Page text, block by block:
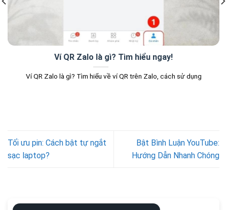
Ví QR Zalo là gì? Tìm hiểu ngay!
Ví QR Zalo là gì? Tìm hiểu về ví QR trên Zalo, cách sử dụng
Tối ưu pin: Cách bật tự ngắt
sạc laptop?
Bật Bình Luận YouTube:
Hướng Dẫn Nhanh Chóng